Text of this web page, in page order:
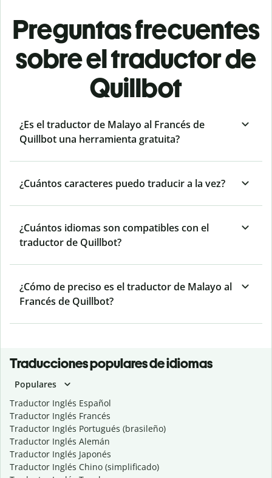
Preguntas frecuentes
sobre el traductor de
Quillbot
¿Es el traductor de Malayo al Francés de
Quillbot una herramienta gratuita?
¿Cuántos caracteres puedo traducir a la vez?
¿Cuántos idiomas son compatibles con el
traductor de Quillbot?
¿Cómo de preciso es el traductor de Malayo al
Francés de Quillbot?
Traducciones populares de idiomas
Populares
Traductor Inglés Español
Traductor Inglés Francés
Traductor Inglés Portugués (brasileño)
Traductor Inglés Alemán
Traductor Inglés Japonés
Traductor Inglés Chino (simplificado)